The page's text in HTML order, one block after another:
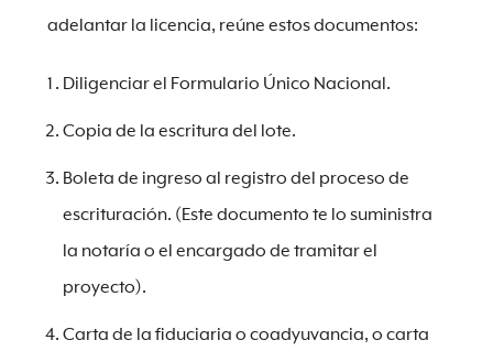
adelantar la licencia, reúne estos documentos:
Diligenciar el Formulario Único Nacional.
Copia de la escritura del lote.
Boleta de ingreso al registro del proceso de
escrituración. (Este documento te lo suministra
la notaría o el encargado de tramitar el
proyecto).
Carta de la fiduciaria o coadyuvancia, o carta